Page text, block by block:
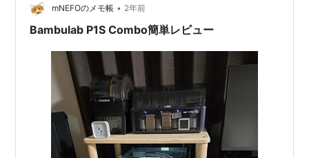
mNEFOのメモ帳 • 2年前
Bambulab P1S Combo簡単レビュー